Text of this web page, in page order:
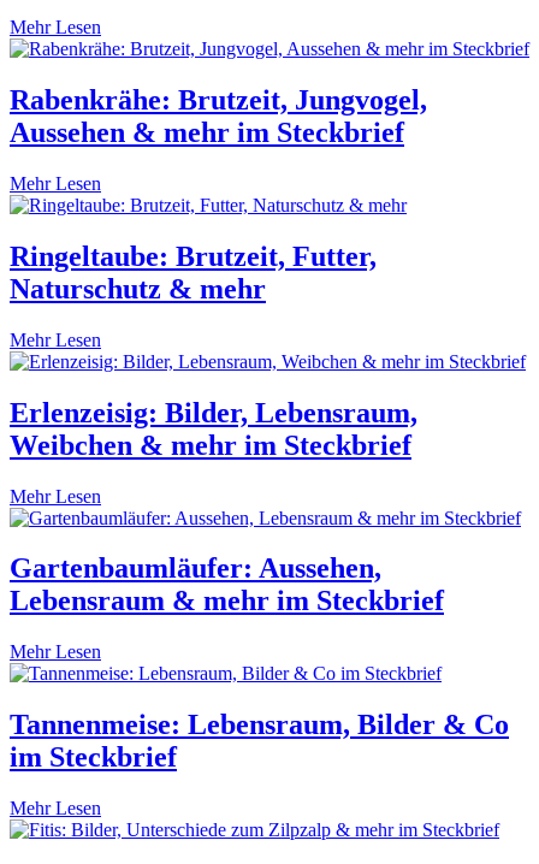
Mehr Lesen
Rabenkrähe: Brutzeit, Jungvogel,
Aussehen & mehr im Steckbrief
Mehr Lesen
Ringeltaube: Brutzeit, Futter,
Naturschutz & mehr
Mehr Lesen
Erlenzeisig: Bilder, Lebensraum,
Weibchen & mehr im Steckbrief
Mehr Lesen
Gartenbaumläufer: Aussehen,
Lebensraum & mehr im Steckbrief
Mehr Lesen
Tannenmeise: Lebensraum, Bilder & Co
im Steckbrief
Mehr Lesen